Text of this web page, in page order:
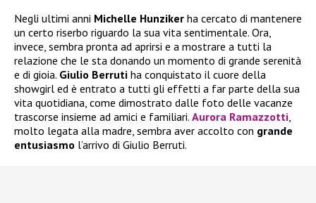
Negli ultimi anni Michelle Hunziker ha cercato di mantenere
un certo riserbo riguardo la sua vita sentimentale. Ora,
invece, sembra pronta ad aprirsi e a mostrare a tutti la
relazione che le sta donando un momento di grande serenità
e di gioia. Giulio Berruti ha conquistato il cuore della
showgirl ed è entrato a tutti gli effetti a far parte della sua
vita quotidiana, come dimostrato dalle foto delle vacanze
trascorse insieme ad amici e familiari. Aurora Ramazzotti,
molto legata alla madre, sembra aver accolto con grande
entusiasmo l’arrivo di Giulio Berruti.